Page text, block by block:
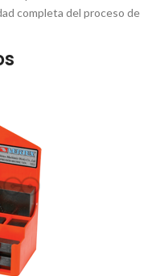
completa del proceso de